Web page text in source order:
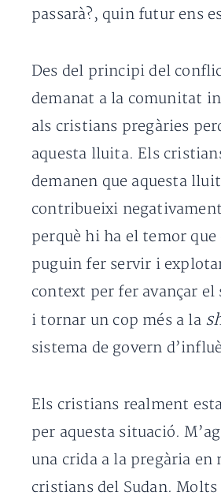
passarà?, quin futur ens
Des del principi del
demanat a la comunitat
als cristians pregàries
aquesta lluita. Els
demanen que aquesta
contribueixi
perquè hi ha el temor
puguin fer servir i
context per fer avançar el
i tornar un cop més a la
sistema de govern
Els cristians realment
per aquesta situació.
una crida a la pregària en
cristians del Sudan.